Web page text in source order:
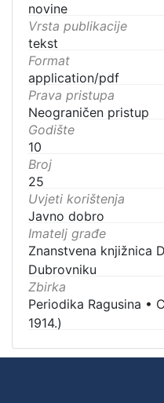
novine
Vrsta publikacije
tekst
Format
application/pdf
Prava pristupa
Neograničen pristup
Godište
10
Broj
25
Uvjeti korištenja
Javno dobro
Imatelj građe
Znanstvena knjižnica
Dubrovniku
Zbirka
Periodika Ragusina •
1914.)